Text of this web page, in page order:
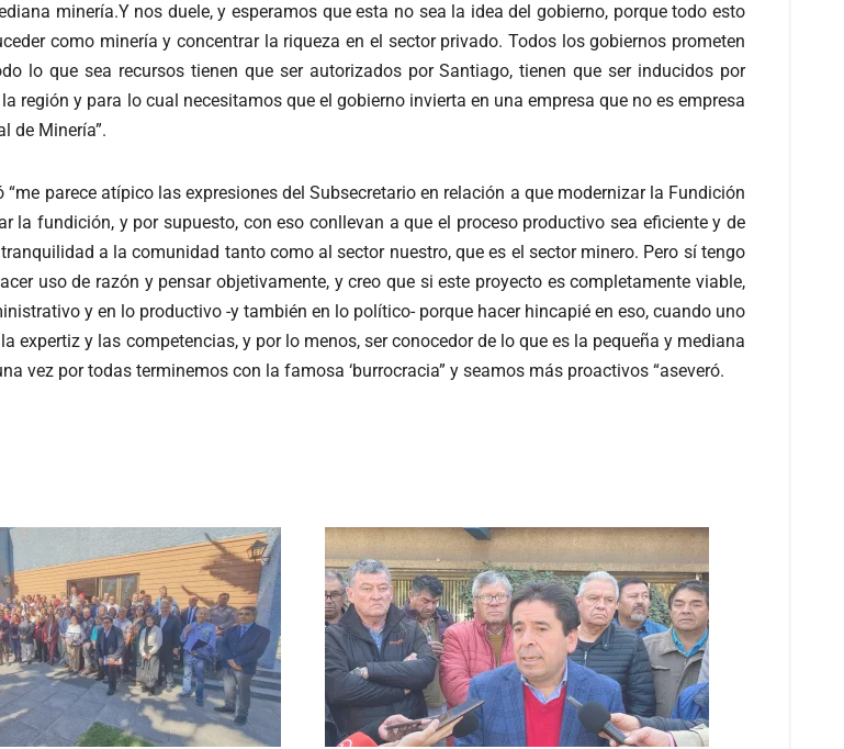
minería.Y nos duele, y esperamos que esta no sea la idea del gobierno, porque todo esto
como minería y concentrar la riqueza en el sector privado. Todos los gobiernos prometen
lo que sea recursos tienen que ser autorizados por Santiago, tienen que ser inducidos por
región y para lo cual necesitamos que el gobierno invierta en una empresa que no es empresa
de Minería”.
parece atípico las expresiones del Subsecretario en relación a que modernizar la Fundición
la fundición, y por supuesto, con eso conllevan a que el proceso productivo sea eficiente y de
a la comunidad tanto como al sector nuestro, que es el sector minero. Pero sí tengo
uso de razón y pensar objetivamente, y creo que si este proyecto es completamente viable,
y en lo productivo -y también en lo político- porque hacer hincapié en eso, cuando uno
expertiz y las competencias, y por lo menos, ser conocedor de lo que es la pequeña y mediana
vez por todas terminemos con la famosa ‘burrocracia” y seamos más proactivos “aseveró.